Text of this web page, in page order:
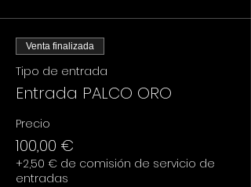
Venta finalizada
Tipo de entrada
Entrada PALCO ORO
Precio
100,00 €
+2,50 € de comisión de servicio de
entradas